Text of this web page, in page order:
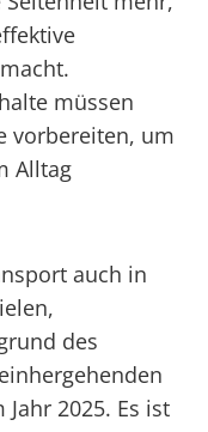
müssen
vorbereiten, um
Alltag
auch in
des
2025. Es ist